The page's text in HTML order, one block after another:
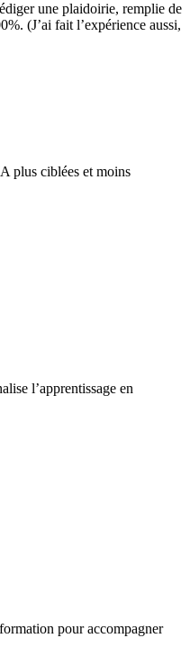
une plaidoirie, remplie de
(J’ai fait l’expérience aussi,
plus ciblées et moins
l’apprentissage en
pour accompagner